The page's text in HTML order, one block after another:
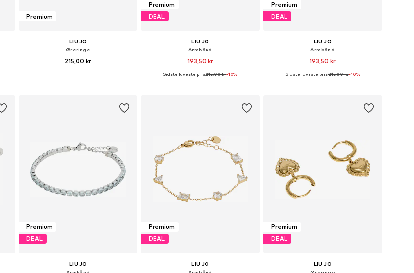
Premium
LIU JO
Øreringe
215,00 kr
Premium
DEAL
LIU JO
Armbånd
193,50 kr
Tilgængelige størrelser: One Size
Sidste laveste pris:215,00 kr-10%
Premium
DEAL
LIU JO
Armbånd
193,50 kr
Tilgængelige størrelser: One Size
Sidste laveste pris:215,00 kr-10%
Premium
DEAL
LIU JO
Premium
DEAL
LIU JO
Premium
DEAL
LIU JO